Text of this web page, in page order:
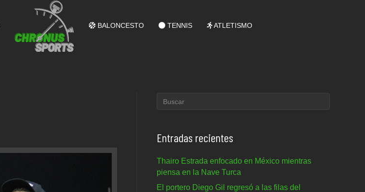
BALONCESTO TENNIS ATLETISMO
Entradas recientes
Thairo Estrada enfocado en México mientras
piensa en la Nave Turca
El portero Diego Gil regresó a las filas del